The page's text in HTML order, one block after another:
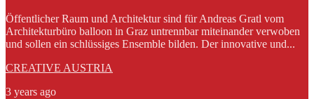
Öffentlicher Raum und Architektur sind für Andreas Gratl vom
Architekturbüro balloon in Graz untrennbar miteinander verwoben
und sollen ein schlüssiges Ensemble bilden. Der innovative und...
CREATIVE AUSTRIA
3 years ago